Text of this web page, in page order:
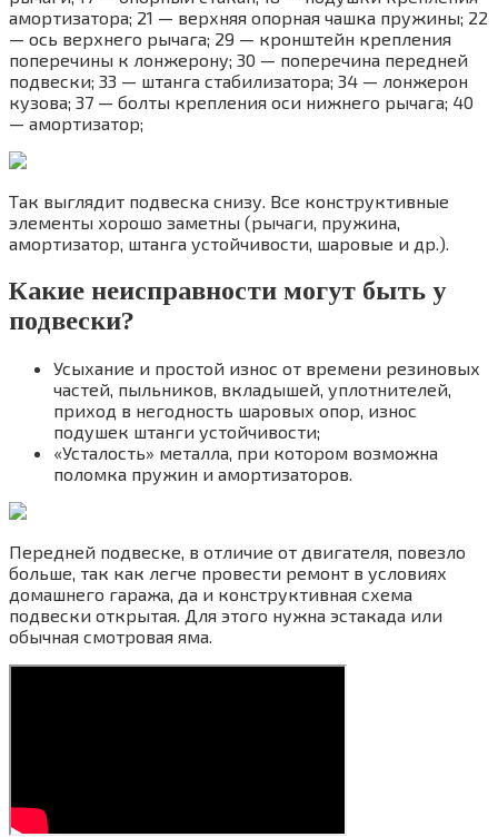
амортизатора; 21 — верхняя опорная чашка пружины; 22
— ось верхнего рычага; 29 — кронштейн крепления
поперечины к лонжерону; 30 — поперечина передней
подвески; 33 — штанга стабилизатора; 34 — лонжерон
кузова; 37 — болты крепления оси нижнего рычага; 40
— амортизатор;
Так выглядит подвеска снизу. Все конструктивные
элементы хорошо заметны (рычаги, пружина,
амортизатор, штанга устойчивости, шаровые и др.).
Какие неисправности могут быть у
подвески?
Усыхание и простой износ от времени резиновых
частей, пыльников, вкладышей, уплотнителей,
приход в негодность шаровых опор, износ
подушек штанги устойчивости;
«Усталость» металла, при котором возможна
поломка пружин и амортизаторов.
Передней подвеске, в отличие от двигателя, повезло
больше, так как легче провести ремонт в условиях
домашнего гаража, да и конструктивная схема
подвески открытая. Для этого нужна эстакада или
обычная смотровая яма.